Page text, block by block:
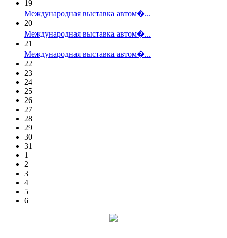
19
Международная выставка автом�...
20
Международная выставка автом�...
21
Международная выставка автом�...
22
23
24
25
26
27
28
29
30
31
1
2
3
4
5
6